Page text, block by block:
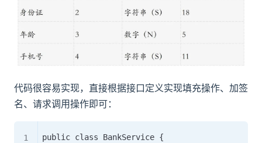
代码很容易实现，直接根据接口定义实现填充操作、加签
名、请求调用操作即可：
public class BankService {